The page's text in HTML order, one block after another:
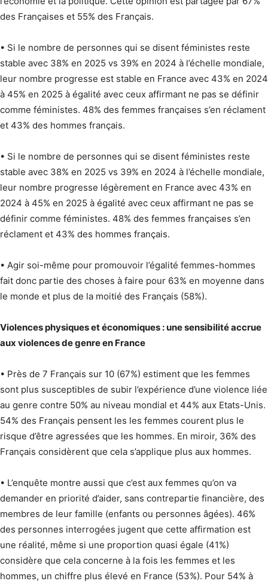
des Françaises et 55% des Français.
• Si le nombre de personnes qui se disent féministes reste
stable avec 38% en 2025 vs 39% en 2024 à l’échelle mondiale,
leur nombre progresse est stable en France avec 43% en 2024
à 45% en 2025 à égalité avec ceux affirmant ne pas se définir
comme féministes. 48% des femmes françaises s’en réclament
et 43% des hommes français.
• Si le nombre de personnes qui se disent féministes reste
stable avec 38% en 2025 vs 39% en 2024 à l’échelle mondiale,
leur nombre progresse légèrement en France avec 43% en
2024 à 45% en 2025 à égalité avec ceux affirmant ne pas se
définir comme féministes. 48% des femmes françaises s’en
réclament et 43% des hommes français.
• Agir soi-même pour promouvoir l’égalité femmes-hommes
fait donc partie des choses à faire pour 63% en moyenne dans
le monde et plus de la moitié des Français (58%).
Violences physiques et économiques : une sensibilité accrue
aux violences de genre en France
• Près de 7 Français sur 10 (67%) estiment que les femmes
sont plus susceptibles de subir l’expérience d’une violence liée
au genre contre 50% au niveau mondial et 44% aux Etats-Unis.
54% des Français pensent les les femmes courent plus le
risque d’être agressées que les hommes. En miroir, 36% des
Français considèrent que cela s’applique plus aux hommes.
• L’enquête montre aussi que c’est aux femmes qu’on va
demander en priorité d’aider, sans contrepartie financière, des
membres de leur famille (enfants ou personnes âgées). 46%
des personnes interrogées jugent que cette affirmation est
une réalité, même si une proportion quasi égale (41%)
considère que cela concerne à la fois les femmes et les
hommes, un chiffre plus élevé en France (53%). Pour 54% à